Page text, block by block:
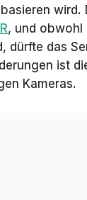
, und obwohl
dürfte das
ist
Kameras.